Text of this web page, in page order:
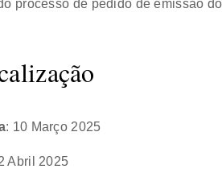
processo de pedido de emissão
: 10 Março 2025
Abril 2025